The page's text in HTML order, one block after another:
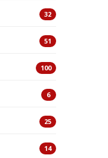
32
51
100
6
25
14